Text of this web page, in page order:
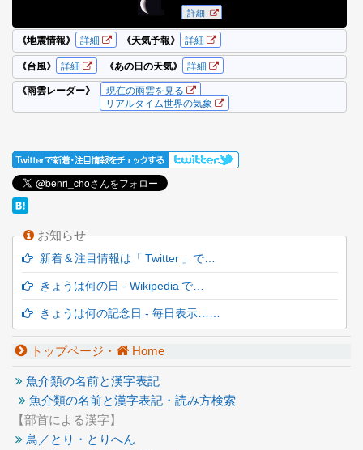
お知らせ
新着 & 注目情報は「 Twitter 」で…
きょうは何の日 - Wikipedia で…
きょうは何の記念日 - 毎日表示……
トップページ・ Home
魚介類の名前と漢字表記
魚介類の名前と漢字表記・読み方検索
【部首による漢字】
鳥／とり・とりへん